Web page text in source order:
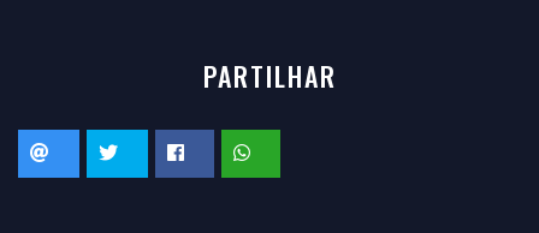
PARTILHAR